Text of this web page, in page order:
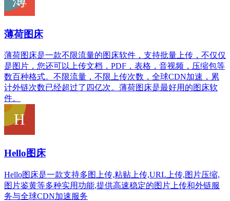
薄荷图床
薄荷图床是一款不限流量的图床软件，支持批量上传，不仅仅
是图片，您还可以上传文档，PDF，表格，音视频，压缩包等
数百种格式。不限流量，不限上传次数，全球CDN加速，累
计外链次数已经超过了四亿次。薄荷图床是最好用的图床软
件。
Hello图床
Hello图床是一款支持多图上传,粘贴上传,URL上传,图片压缩,
图片鉴黄等多种实用功能,提供高速稳定的图片上传和外链服
务与全球CDN加速服务